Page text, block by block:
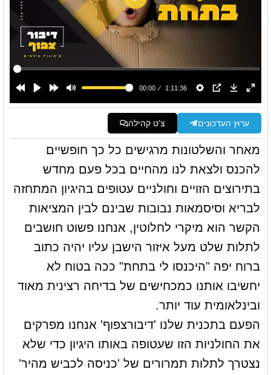
ערוץ העדכונים צ'ט קהילה
מאחר והשלטונות מרגישים כל כך חופשיים
להכנס ולצאת לנו מהחיים בכל פעם מחדש
בתירוצים הזויים וחולניים עטופים בהיגיון המתחזה
לבריא וסיסמאות נבובות שבינם לבין המציאות
הקשר הוא מיקרי לחלוטין, אנחנו פשוט חושבים
לתלות שלט מעל איזור הישבן עליו יהיה כתוב
ברוח יפה "היכנסו לי בתחת" ככה בטוח לא
יחשיבו אותנו כמכחישים של בדיחה רצינית מאוד
ובינלאומית עוד יותר.
הפעם בתכנית שלנו 'דיבורצפוף' אנחנו מפרקים
את החולניות הזו שעטופה באותו היגיון כדי שלא
נצטרך לתלות תמרורים של 'כניסה לכביש מהיר'